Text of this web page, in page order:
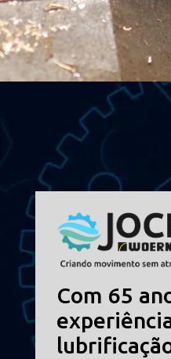
Todos
Setor florestal
Papeleira
Química e petroquímica
Mineração
Siderúrgica
Portos
Usinas de álcool, açúcar e
Com 65